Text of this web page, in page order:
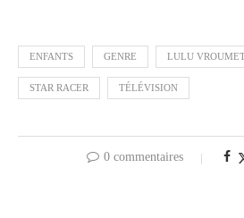
ENFANTS GENRE LULU
STAR RACER TÉLÉVISION
0 commentaires